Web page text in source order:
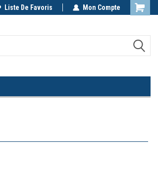
Liste De Favoris Mon Compte